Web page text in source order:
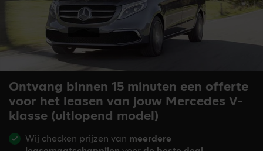
Ontvang binnen 15 minuten een offerte
voor het leasen van jouw Mercedes V-
klasse (uitlopend model)
Wij checken prijzen van meerdere